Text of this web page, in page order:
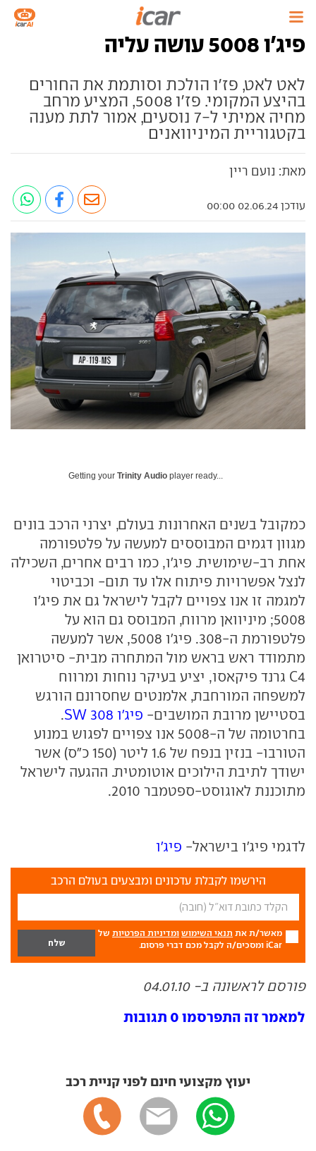
פיג'ו 5008 עושה עליה
לאט לאט, פז'ו הולכת וסותמת את החורים
בהיצע המקומי. פז'ו 5008, המציע מרחב
מחיה אמיתי ל-7 נוסעים, אמור לתת מענה
בקטגוריית המיניוואנים
מאת: נועם ריין
עודכן 02.06.24 00:00
Getting your Trinity Audio player ready...
כמקובל בשנים האחרונות בעולם, יצרני הרכב בונים
מגוון דגמים המבוססים למעשה על פלטפורמה
אחת רב-שימושית. פיג'ו, כמו רבים אחרים, השכילה
לנצל אפשרויות פיתוח אלו עד תום- וכביטוי
למגמה זו אנו צפויים לקבל לישראל גם את פיג'ו
5008; מיניוואן מרווח, המבוסס גם הוא על
פלטפורמת ה-308. פיג'ו 5008, אשר למעשה
מתמודד ראש בראש מול המתחרה מבית- סיטרואן
C4 גרנד פיקאסו, יציע בעיקר נוחות ומרווח
למשפחה המורחבת, אלמנטים שחסרונם הורגש
בסטיישן מרובת המושבים- פיג'ו 308 SW
.
בחרטומה של ה-5008 אנו צפויים לפגוש במנוע
הטורבו- בנזין בנפח של 1.6 ליטר (150 כ"ס) אשר
ישודך לתיבת הילוכים אוטומטית. ההגעה לישראל
מתוכננת לאוגוסט-ספטמבר 2010.
לדגמי פיג'ו בישראל- פיג'ו
הירשמו לקבלת עדכונים ומבצעים בעולם הרכב
מאשר/ת את תנאי השימוש ומדיניות הפרטיות של
iCar ומסכים/ה לקבל מכם דברי פרסום.
פורסם לראשונה ב- 04.01.10
למאמר זה התפרסמו 0 תגובות
יעוץ מקצועי חינם לפני קניית רכב